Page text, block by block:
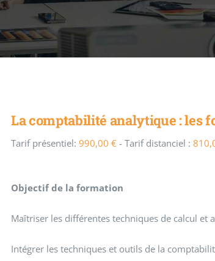
La comptabilité analytique : les
Tarif présentiel: 990,00 € - Tarif distanciel :
Objectif de la formation
Maîtriser les différentes techniques de calcul et
Intégrer les techniques et outils de la